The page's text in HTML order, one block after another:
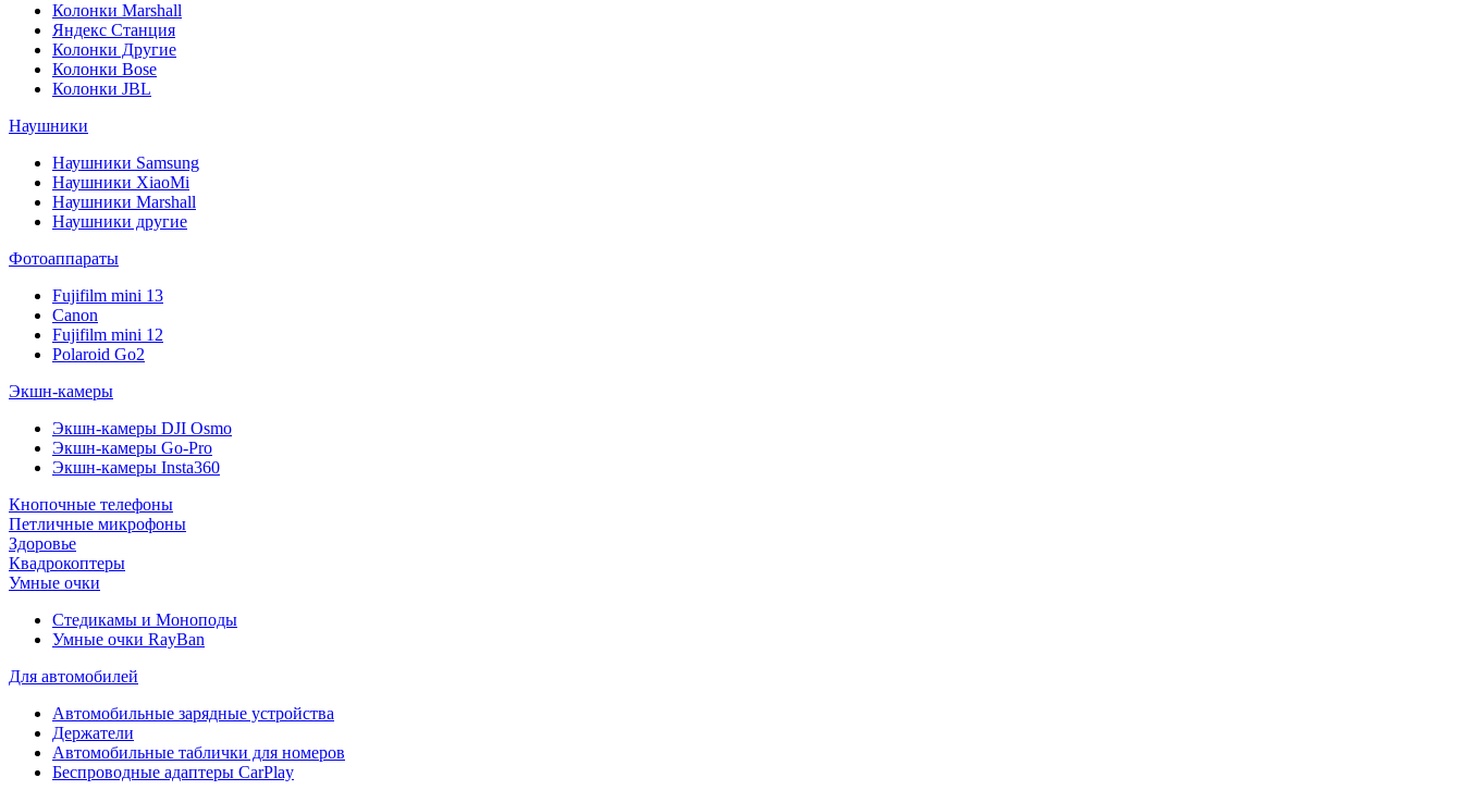
Колонки Marshall
Яндекс Станция
Колонки Другие
Колонки Bose
Колонки JBL
Наушники
Наушники Samsung
Наушники XiaoMi
Наушники Marshall
Наушники другие
Фотоаппараты
Fujifilm mini 13
Canon
Fujifilm mini 12
Polaroid Go2
Экшн-камеры
Экшн-камеры DJI Osmo
Экшн-камеры Go-Pro
Экшн-камеры Insta360
Кнопочные телефоны
Петличные микрофоны
Здоровье
Квадрокоптеры
Умные очки
Стедикамы и Моноподы
Умные очки RayBan
Для автомобилей
Автомобильные зарядные устройства
Держатели
Автомобильные таблички для номеров
Беспроводные адаптеры CarPlay